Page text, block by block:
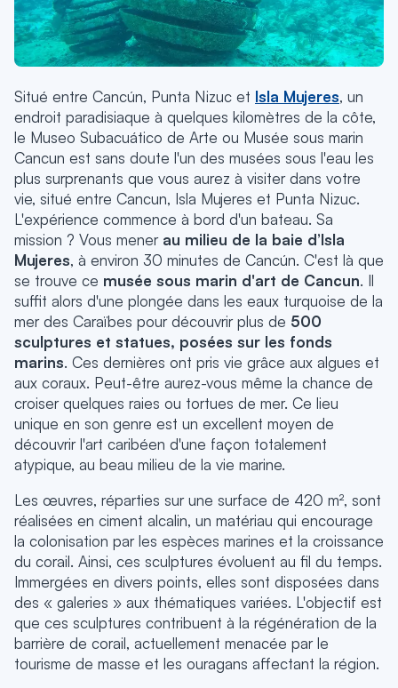
Situé entre Cancún, Punta Nizuc et Isla Mujeres, un
endroit paradisiaque à quelques kilomètres de la côte,
le Museo Subacuático de Arte ou Musée sous marin
Cancun est sans doute l'un des musées sous l'eau les
plus surprenants que vous aurez à visiter dans votre
vie, situé entre Cancun, Isla Mujeres et Punta Nizuc.
L'expérience commence à bord d'un bateau. Sa
mission ? Vous mener au milieu de la baie d’Isla
Mujeres, à environ 30 minutes de Cancún. C'est là que
se trouve ce musée sous marin d'art de Cancun. Il
suffit alors d'une plongée dans les eaux turquoise de la
mer des Caraïbes pour découvrir plus de 500
sculptures et statues, posées sur les fonds
marins. Ces dernières ont pris vie grâce aux algues et
aux coraux. Peut-être aurez-vous même la chance de
croiser quelques raies ou tortues de mer. Ce lieu
unique en son genre est un excellent moyen de
découvrir l'art caribéen d'une façon totalement
atypique, au beau milieu de la vie marine.
Les œuvres, réparties sur une surface de 420 m², sont
réalisées en ciment alcalin, un matériau qui encourage
la colonisation par les espèces marines et la croissance
du corail. Ainsi, ces sculptures évoluent au fil du temps.
Immergées en divers points, elles sont disposées dans
des « galeries » aux thématiques variées. L'objectif est
que ces sculptures contribuent à la régénération de la
barrière de corail, actuellement menacée par le
tourisme de masse et les ouragans affectant la région.